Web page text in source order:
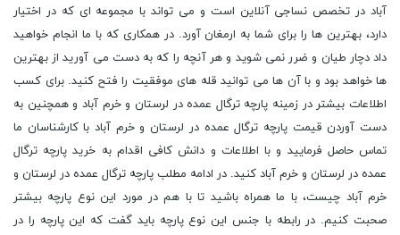
آباد در تخصص نساجی آنلاین است و می تواند با مجموعه ای که در اختیار
دارد، بهترین ها را برای شما به ارمغان آورد. در همکاری که با ما انجام خواهید
داد دچار طیان و ضرر نمی شوید و هر آنچه را که به دست می آورید از بهترین
ها خواهد بود و با آن ها می توانید قله های موفقیت را فتح کنید. برای کسب
اطلاعات بیشتر در زمینه پارچه ترگال عمده در لرستان و خرم آباد و همچنین به
دست آوردن قیمت پارچه ترگال عمده در لرستان و خرم آباد با کارشناسان ما
تماس حاصل فرمایید و با اطلاعات و دانش کافی اقدام به خرید پارچه ترگال
عمده در لرستان و خرم آباد کنید. در ادامه مطلب پارچه ترگال عمده در لرستان و
خرم آباد چیست، با ما همراه باشید تا با هم در مورد این نوع پارچه بیشتر
صحبت کنیم. در رابطه‌ با جنس این نوع پارچه باید گفت که این پارچه را در